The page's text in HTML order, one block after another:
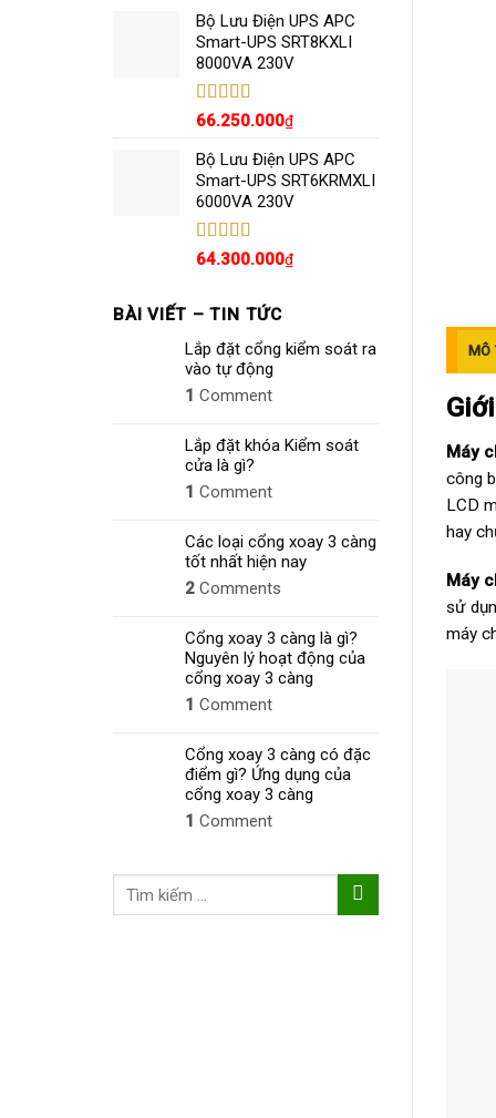
sao
Bộ Lưu Điện UPS APC
Smart-UPS SRT8KXLI
8000VA 230V
Được xếp
sao
66.250.000₫
Bộ Lưu Điện UPS APC
Smart-UPS SRT6KRMXLI
6000VA 230V
Được xếp
64.300.000₫
BÀI VIẾT – TIN TỨC
Lắp đặt cổng kiểm soát ra
vào tự động
1 Comment
Lắp đặt khóa Kiểm soát
cửa là gì?
1 Comment
Các loại cổng xoay 3 càng
tốt nhất hiện nay
2 Comments
Cổng xoay 3 càng là gì?
Nguyên lý hoạt động của
cổng xoay 3 càng
1 Comment
Cổng xoay 3 càng có đặc
điểm gì? Ứng dụng của
cổng xoay 3 càng
1 Comment
Tìm
MÔ
Máy
công
LCD
hay
Máy
sử
máy